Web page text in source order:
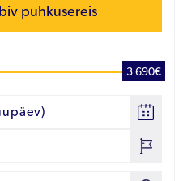
puhkusereis
3 690€